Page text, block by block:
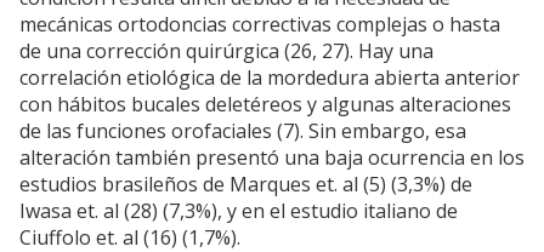
mecánicas ortodoncias correctivas complejas o hasta
de una corrección quirúrgica (26, 27). Hay una
correlación etiológica de la mordedura abierta anterior
con hábitos bucales deletéreos y algunas alteraciones
de las funciones orofaciales (7). Sin embargo, esa
alteración también presentó una baja ocurrencia en los
estudios brasileños de Marques et. al (5) (3,3%) de
Iwasa et. al (28) (7,3%), y en el estudio italiano de
Ciuffolo et. al (16) (1,7%).